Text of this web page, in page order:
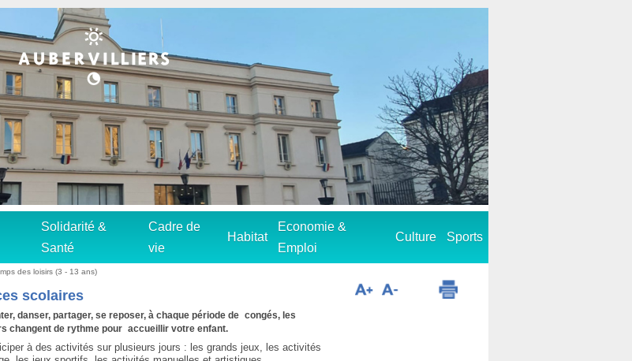
Solidarité &
Santé
Cadre de
vie
Habitat
Economie &
Emploi
Culture Sports
des loisirs (3 - 13 ans)
scolaires
danser, partager, se reposer, à chaque période de congés, les
changent de rythme pour accueillir votre enfant.
à des activités sur plusieurs jours : les grands jeux, les activités